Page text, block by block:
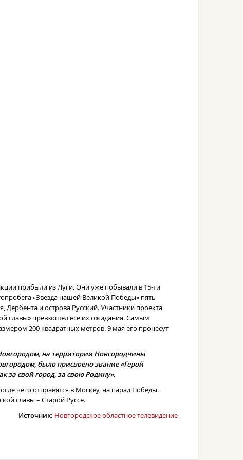
прибыли из Луги. Они уже побывали в 15-ти
«Звезда нашей Великой Победы» пять
Дербента и острова Русский. Участники проекта
славы» превзошел все их ожидания. Самым
200 квадратных метров. 9 мая его пронесут
на территории Новгородчины
было присвоено звание «Герой
за свой город, за свою Родину».
чего отправятся в Москву, на парад Победы.
славы – Старой Руссе.
Источник: Новгородское областное телевидение